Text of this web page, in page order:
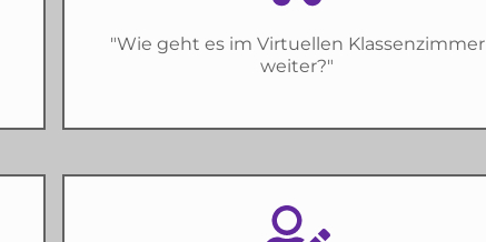
"Wie geht es im Virtuellen Klassenzimmer
weiter?"